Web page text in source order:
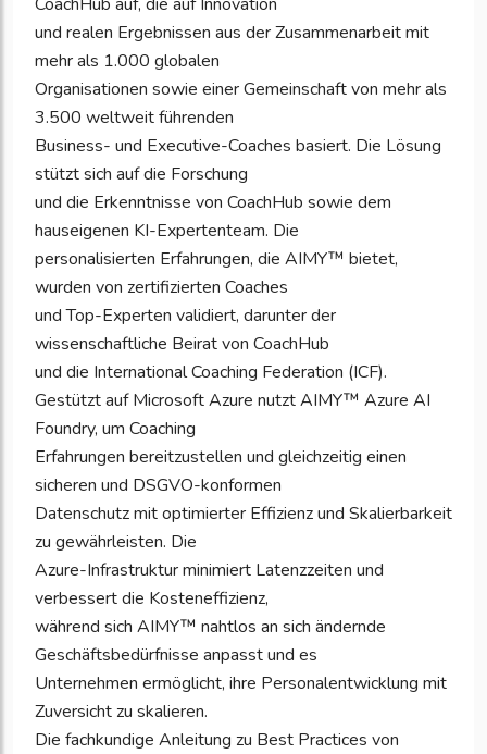
und realen Ergebnissen aus der Zusammenarbeit mit
mehr als 1.000 globalen
Organisationen sowie einer Gemeinschaft von mehr als
3.500 weltweit führenden
Business- und Executive-Coaches basiert. Die Lösung
stützt sich auf die Forschung
und die Erkenntnisse von CoachHub sowie dem
hauseigenen KI-Expertenteam. Die
personalisierten Erfahrungen, die AIMY™ bietet,
wurden von zertifizierten Coaches
und Top-Experten validiert, darunter der
wissenschaftliche Beirat von CoachHub
und die International Coaching Federation (ICF).
Gestützt auf Microsoft Azure nutzt AIMY™ Azure AI
Foundry, um Coaching
Erfahrungen bereitzustellen und gleichzeitig einen
sicheren und DSGVO-konformen
Datenschutz mit optimierter Effizienz und Skalierbarkeit
zu gewährleisten. Die
Azure-Infrastruktur minimiert Latenzzeiten und
verbessert die Kosteneffizienz,
während sich AIMY™ nahtlos an sich ändernde
Geschäftsbedürfnisse anpasst und es
Unternehmen ermöglicht, ihre Personalentwicklung mit
Zuversicht zu skalieren.
Die fachkundige Anleitung zu Best Practices von